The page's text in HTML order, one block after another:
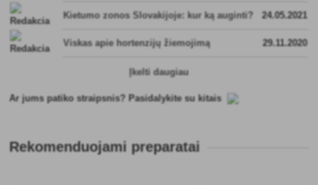
Kietumo zonos Slovakijoje: kur ką auginti? 24.05.2021
Viskas apie hortenzijų žiemojimą 29.11.2020
Įkelti daugiau
Ar jums patiko straipsnis? Pasidalykite su kitais
Rekomenduojami preparatai